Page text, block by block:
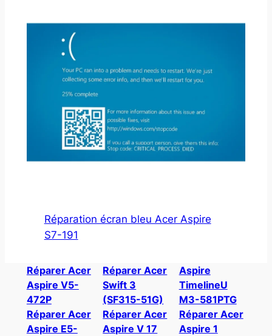
Réparation écran bleu Acer Aspire
S7-191
Réparer Acer
Aspire V5-
472P
Réparer Acer
Aspire E5-
Réparer Acer
Swift 3
(SF315-51G)
Réparer Acer
Aspire V 17
Aspire
TimelineU
M3-581PTG
Réparer Acer
Aspire 1